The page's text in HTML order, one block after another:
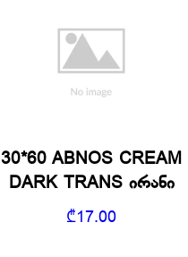
30*60 ABNOS CREAM
DARK TRANS ირანი
₾17.00